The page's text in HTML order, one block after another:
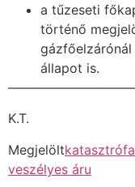
a tűzeseti
történő
állapot is.
K.T.
Megjelölt
veszélyes áru